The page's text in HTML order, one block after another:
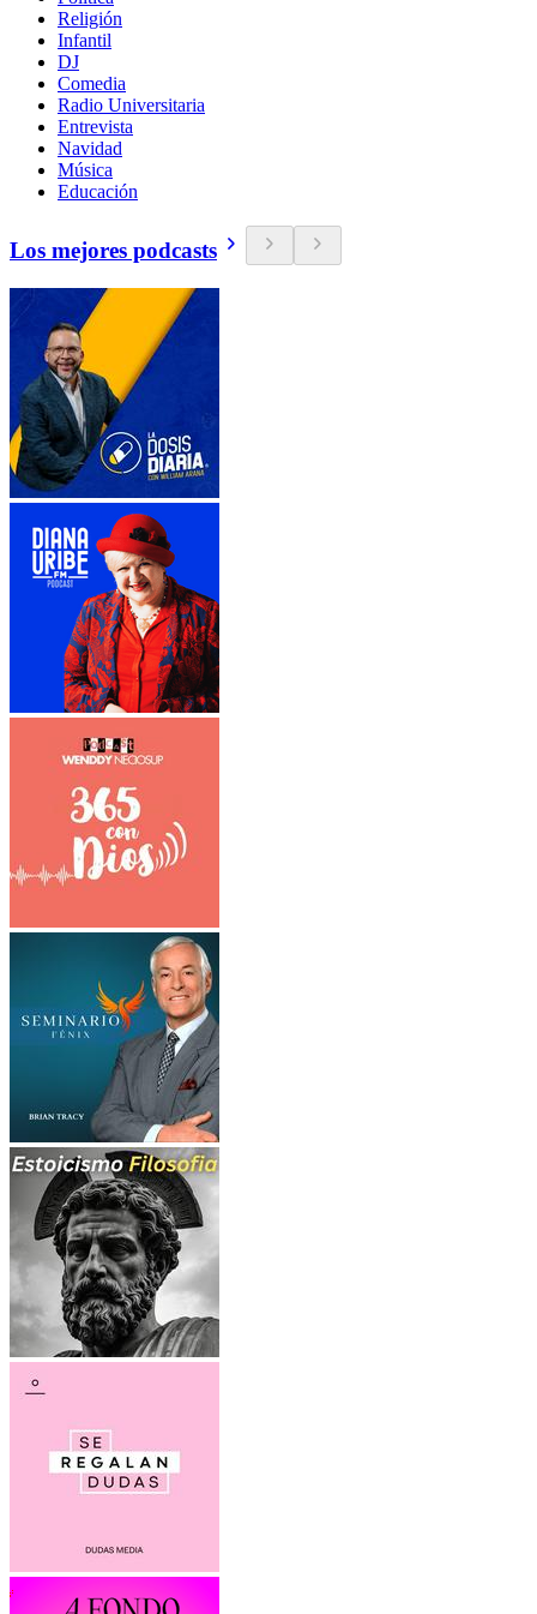
Religión
Infantil
DJ
Comedia
Radio Universitaria
Entrevista
Navidad
Música
Educación
Los mejores podcasts